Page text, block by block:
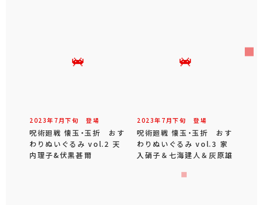
2023年 7 月下旬 登場
呪術廻戦 懐玉・玉折 おす
わりぬいぐるみ vol.2 天
内理子&伏黒甚爾
2023年 7 月下旬 登場
呪術廻戦 懐玉・玉折 おす
わりぬいぐるみ vol.3 家
入硝子＆七海建人＆灰原雄